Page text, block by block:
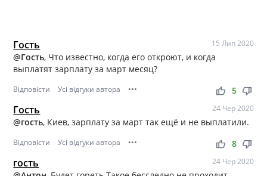
Гость 15 Лип 2020
@Гость, Что известно, когда его откроют, и когда
выплатят зарплату за март месяц?
Відповісти Усі відгуки автора ••• thumb_up thumb_down
5
Гость 24 Чер 2020
@гость, Киев, зарплату за март так ещё и не выплатили.
Відповісти Усі відгуки автора ••• thumb_up thumb_down
8
гость 24 Чер 2020